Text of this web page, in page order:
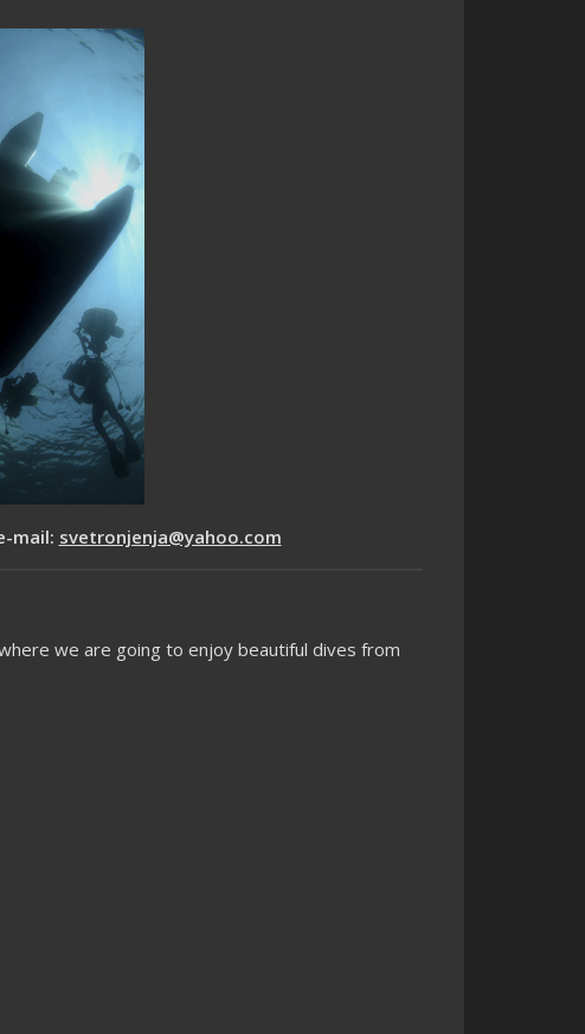
mail: svetronjenja@yahoo.com
where we are going to enjoy beautiful dives from